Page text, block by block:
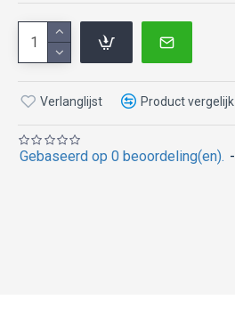
Gebaseerd op 0 beoordeling(en). -
Verlanglijst Product vergelijk